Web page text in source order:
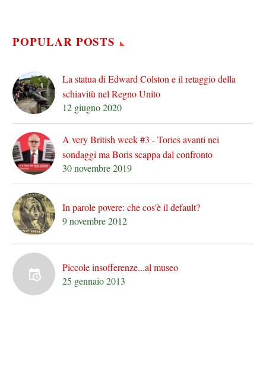
POPULAR POSTS
La statua di Edward Colston e il retaggio della
schiavitù nel Regno Unito
12 giugno 2020
A very British week #3 - Tories avanti nei
sondaggi ma Boris scappa dal confronto
30 novembre 2019
In parole povere: che cos'è il default?
9 novembre 2012
Piccole insofferenze...al museo
25 gennaio 2013